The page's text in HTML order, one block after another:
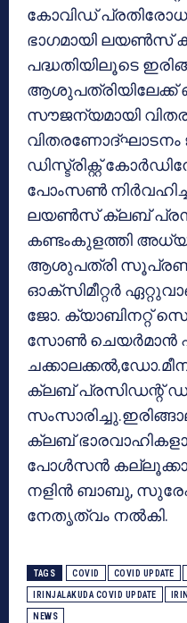
കോവിഡ്
ഭാഗമായി ലയണ്‍സ്
പദ്ധതിയിലൂടെ
ആശുപത്രിയിലേക്ക്
സൗജന്യമായി
വിതരണോദ്ഘാടനം
ഡിസ്ട്രിക്റ്റ്
പോംസണ്‍
ലയണ്‍സ് ക്ലബ്
കണ്ടംകുളത്തി
ആശുപത്രി സൂപ്രണ്ട്
ഓക്‌സിമീറ്റര്‍
ജോ. ക്യാബിനറ്റ്
സോണ്‍ ചെയര്‍മാന്‍
ക്ലബ് പ്രസിഡന്റ്
ക്ലബ്
പോള്‍സന്‍
നളിന്‍ ബാബു,
നേതൃത്വം നല്‍കി.
TAGS COVID COVID UPDATE
IRINJALAKUDA COVID UPDATE
NEWS